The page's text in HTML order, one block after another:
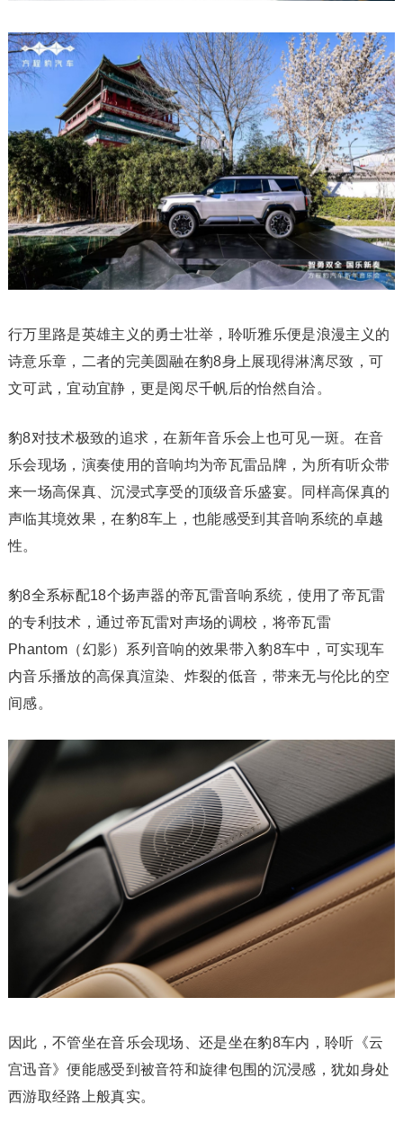
行万里路是英雄主义的勇士壮举，聆听雅乐便是浪漫主义的
诗意乐章，二者的完美圆融在豹8身上展现得淋漓尽致，可
文可武，宜动宜静，更是阅尽千帆后的怡然自洽。
豹8对技术极致的追求，在新年音乐会上也可见一斑。在音
乐会现场，演奏使用的音响均为帝瓦雷品牌，为所有听众带
来一场高保真、沉浸式享受的顶级音乐盛宴。同样高保真的
声临其境效果，在豹8车上，也能感受到其音响系统的卓越
性。
豹8全系标配18个扬声器的帝瓦雷音响系统，使用了帝瓦雷
的专利技术，通过帝瓦雷对声场的调校，将帝瓦雷
Phantom（幻影）系列音响的效果带入豹8车中，可实现车
内音乐播放的高保真渲染、炸裂的低音，带来无与伦比的空
间感。
因此，不管坐在音乐会现场、还是坐在豹8车内，聆听《云
宫迅音》便能感受到被音符和旋律包围的沉浸感，犹如身处
西游取经路上般真实。